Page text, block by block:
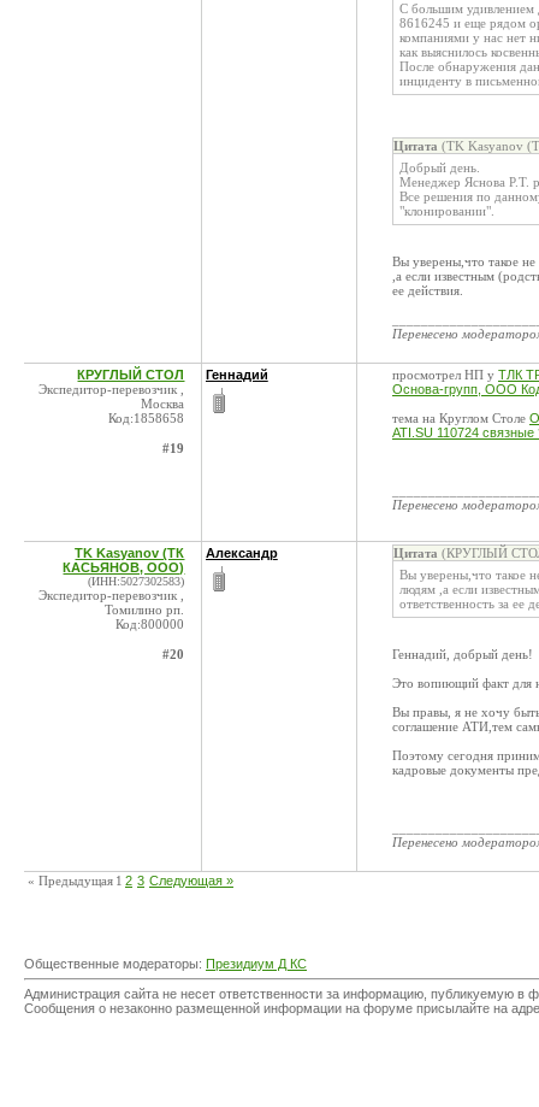
С большим удивлением
8616245 и еще рядом
компаниями у нас нет
как выяснилось
После обнаружения
инциденту в
Цитата (TK Kasyanov
Добрый день.
Менеджер Яснова Р.Т.
Все решения по
"клонировании".
Вы уверены,что такое
,а если известным
ее действия.
Перенесено
КРУГЛЫЙ СТОЛ
Экспедитор-перевозчик ,
Москва
Код:1858658
#19
Геннадий просмотрел НП у ТЛК
Основа-групп, ООО
тема на Круглом Столе
ATI.SU 110724 связные
Перенесено
TK Kasyanov (ТК
КАСЬЯНОВ, ООО)
(ИНН:5027302583)
Экспедитор-перевозчик ,
Томилино рп.
Код:800000
#20
Александр Цитата (КРУГЛЫЙ
Вы уверены,что такое
людям ,а если
ответственность за ее
Геннадий, добрый день!
Это вопиющий факт для
Вы правы, я не хочу быть
соглашение АТИ,тем
Поэтому сегодня
кадровые документы
Перенесено
« Предыдущая 1 2 3 Следующая »
Общественные модераторы: Президиум Д КС
Администрация сайта не несет ответственности за информацию, публикуемую
Сообщения о незаконно размещенной информации на форуме присылайте на